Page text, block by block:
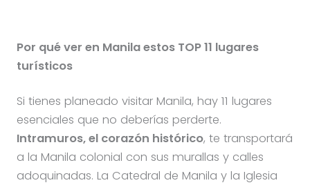
Por qué ver en Manila estos TOP 11 lugares
turísticos
Si tienes planeado visitar Manila, hay 11 lugares
esenciales que no deberías perderte.
Intramuros, el corazón histórico, te transportará
a la Manila colonial con sus murallas y calles
adoquinadas. La Catedral de Manila y la Iglesia